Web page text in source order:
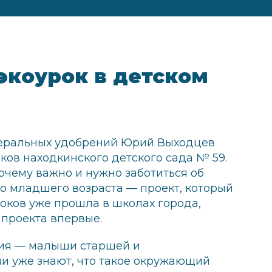
в детском
удобрений Юрий Выходцев
находкинского детского сада № 59.
важно и нужно заботиться об
младшего возраста — проект, который
уже прошла в школах города,
впервые.
— малыши старшей и
уже знают, что такое окружающий